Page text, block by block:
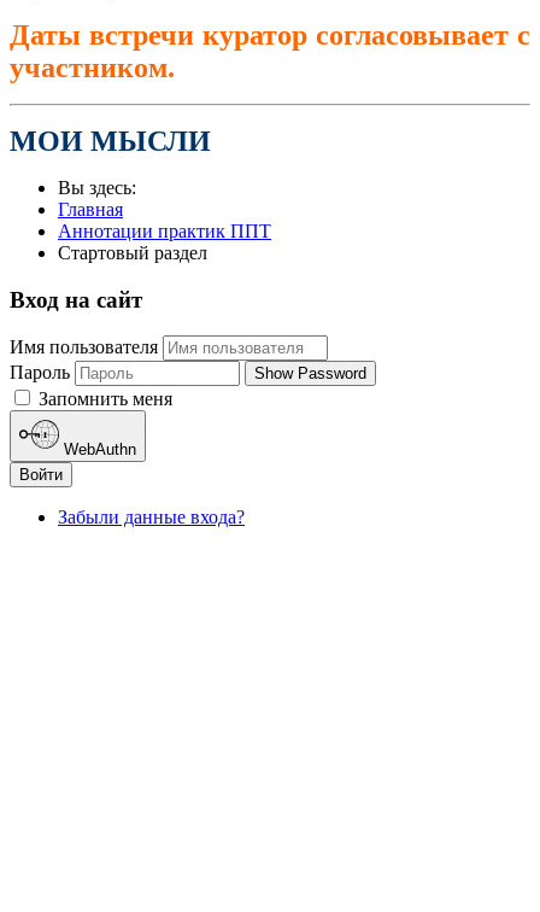
Даты встречи куратор согласовывает с
участником.
МОИ МЫСЛИ
Вы здесь:
Главная
Аннотации практик ППТ
Стартовый раздел
Вход на сайт
Имя пользователя
Пароль
Show Password
Запомнить меня
WebAuthn
Войти
Забыли данные входа?